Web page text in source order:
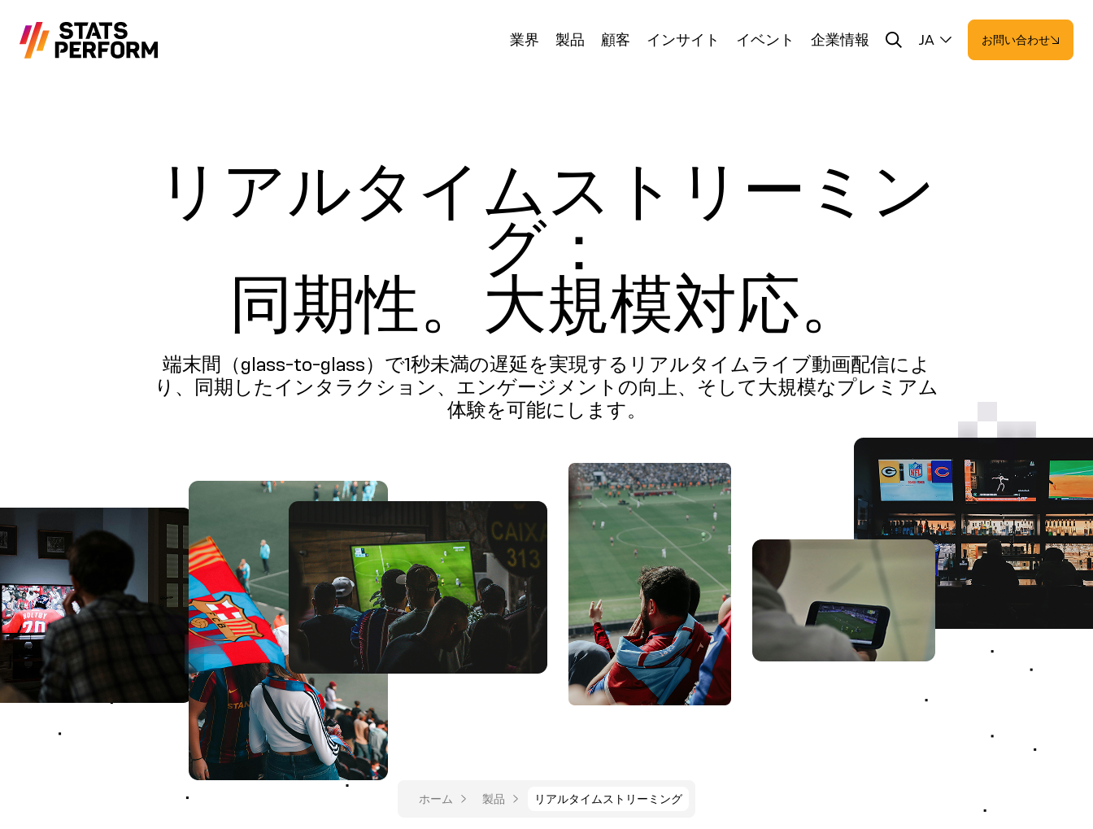
業界
製品 顧客 インサイト イベント 企業情報 JA お問い合わせ
リアルタイムストリーミン
グ：
同期性。大規模対応。
端末間（glass-to-glass）で1秒未満の遅延を実現するリアルタイムライブ動画配信によ
り、同期したインタラクション、エンゲージメントの向上、そして大規模なプレミアム
体験を可能にします。
ホーム 製品 リアルタイムストリーミング